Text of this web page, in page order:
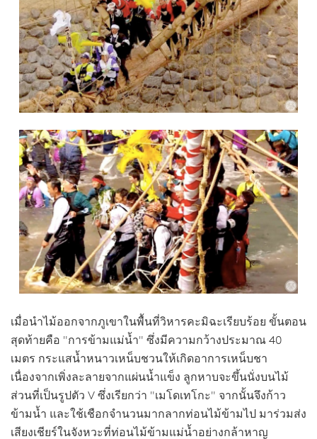
เมื่อนำไม้ออกจากภูเขาในพื้นที่วิหารคะมิฉะเรียบร้อย ขั้นตอน
สุดท้ายคือ "การข้ามแม่น้ำ" ซึ่งมีความกว้างประมาณ 40
เมตร กระแสน้ำหนาวเหน็บชวนให้เกิดอาการเหน็บชา
เนื่องจากเพิ่งละลายจากแผ่นน้ำแข็ง ลูกหาบจะขึ้นนั่งบนไม้
ส่วนที่เป็นรูปตัว V ซึ่งเรียกว่า "เมโดเทโกะ" จากนั้นจึงก้าว
ข้ามน้ำ และใช้เชือกจำนวนมากลากท่อนไม้ข้ามไป มาร่วมส่ง
เสียงเชียร์ในจังหวะที่ท่อนไม้ข้ามแม่น้ำอย่างกล้าหาญ